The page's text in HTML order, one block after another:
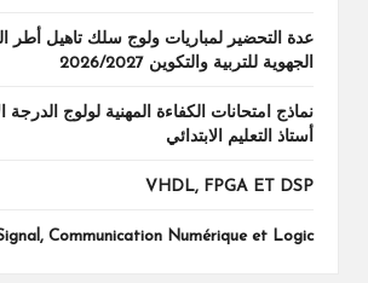
عدة التحضير لمباريات ولوج سلك تاهيل أطر
الجهوية للتربية والتكوين 2026/2027
نماذج امتحانات الكفاءة المهنية لولوج الدرجة
أستاذ التعليم الابتدائي
VHDL, FPGA ET DSP
Communication Numérique et Logic